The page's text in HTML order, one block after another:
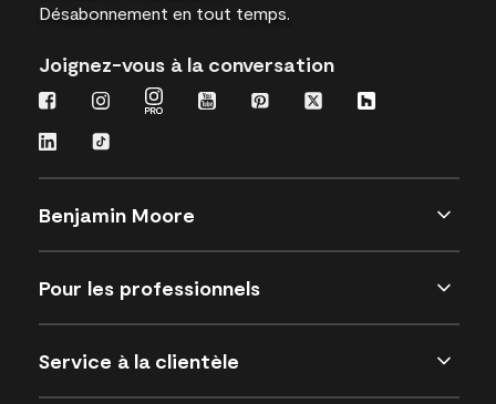
Désabonnement en tout temps.
Joignez-vous à la conversation
Benjamin Moore
Pour les professionnels
Service à la clientèle